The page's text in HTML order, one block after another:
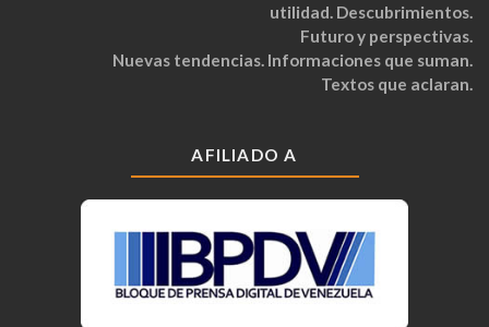
utilidad. Descubrimientos.
Futuro y perspectivas.
Nuevas tendencias. Informaciones que suman.
Textos que aclaran.
AFILIADO A